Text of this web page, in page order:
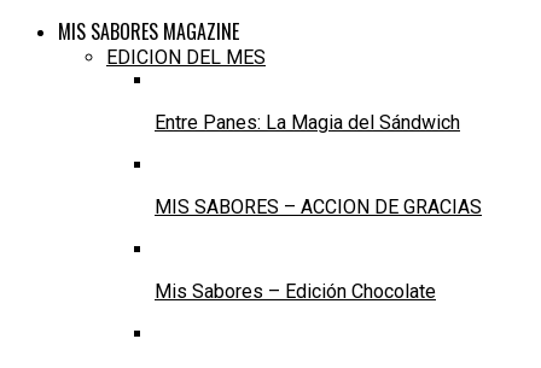
MIS SABORES MAGAZINE
EDICION DEL MES
Entre Panes: La Magia del Sándwich
MIS SABORES – ACCION DE GRACIAS
Mis Sabores – Edición Chocolate